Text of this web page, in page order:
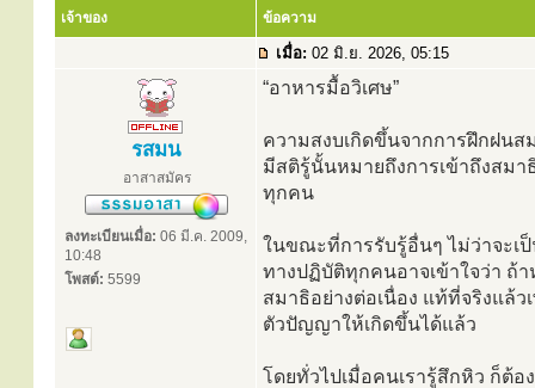
เจ้าของ ข้อความ
เมื่อ: 02 มิ.ย. 2026, 05:15
รสมน
อาสาสมัคร
ลงทะเบียนเมื่อ: 06 มี.ค. 2009,
10:48
โพสต์: 5599
“อาหารมื้อวิเศษ”
ความสงบเกิดขึ้นจากการฝึกฝน
มีสติรู้นั้นหมายถึงการเข้าถึงสมา
ทุกคน
ในขณะที่การรับรู้อื่นๆ ไม่ว่าจะเ
ทางปฏิบัติทุกคนอาจเข้าใจว่า ถ้
สมาธิอย่างต่อเนื่อง แท้ที่จริงแล้
ตัวปัญญาให้เกิดขึ้นได้แล้ว
โดยทั่วไปเมื่อคนเรารู้สึกหิว ก็ต้อ